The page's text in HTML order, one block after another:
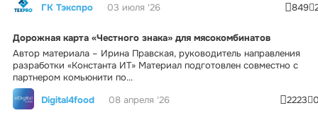
ГК Тэкспро
03 июля '26 849
Дорожная карта «Честного знака» для мясокомбинатов
Автор материала – Ирина Правская, руководитель направления
разработки «Константа ИТ» Материал подготовлен совместно с
партнером комьюнити по...
Digital4food
08 апреля '26 2223